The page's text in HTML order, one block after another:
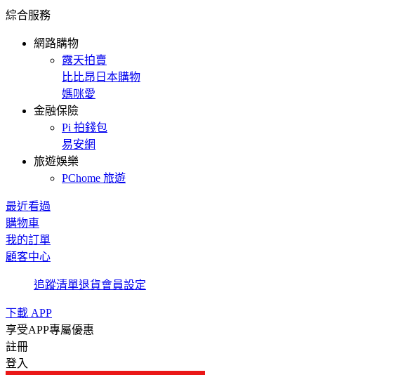
綜合服務
網路購物
露天拍賣
比比昂日本購物
媽咪愛
金融保險
Pi 拍錢包
易安網
旅遊娛樂
PChome 旅遊
最近看過
購物車
我的訂單
顧客中心
追蹤清單退貨會員設定
下載 APP
享受APP專屬優惠
註冊
登入